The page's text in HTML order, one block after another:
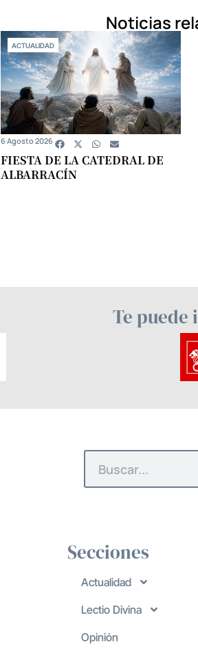
Noticias
ACTUALIDAD
FIESTA DE LA CATEDRAL DE
ALBARRACÍN
6 Agosto 2026
Te
Secciones
Actualidad
Lectio Divina
Opinión